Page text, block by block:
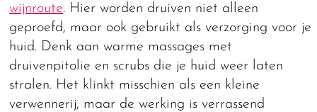
wijnroute. Hier worden druiven niet alleen
geproefd, maar ook gebruikt als verzorging voor je
huid. Denk aan warme massages met
druivenpitolie en scrubs die je huid weer laten
stralen. Het klinkt misschien als een kleine
verwennerij, maar de werking is verrassend